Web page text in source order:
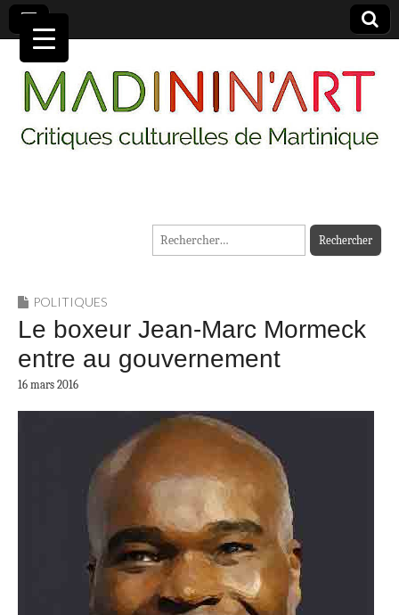
MADININ'ART
Rechercher :
POLITIQUES
Le boxeur Jean-Marc Mormeck
entre au gouvernement
16 mars 2016